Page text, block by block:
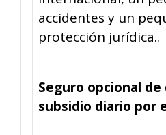
accidentes y un
protección jurídica..
Seguro opcional de
subsidio diario por